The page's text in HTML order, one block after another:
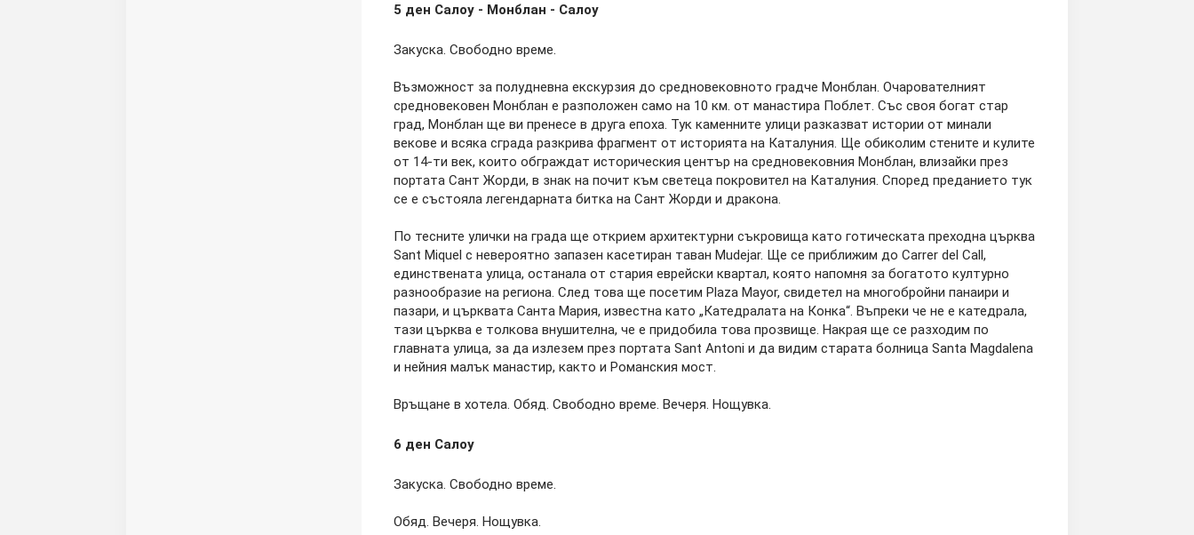
5 ден Салоу - Монблан - Салоу
Закуска. Свободно време.
Възможност за полудневна екскурзия до средновековното градче Монблан. Очарователният
средновековен Монблан е разположен само на 10 км. от манастира Поблет. Със своя богат стар
град, Монблан ще ви пренесе в друга епоха. Тук каменните улици разказват истории от минали
векове и всяка сграда разкрива фрагмент от историята на Каталуния. Ще обиколим стените и кулите
от 14-ти век, които обграждат историческия център на средновековния Монблан, влизайки през
портата Сант Жорди, в знак на почит към светеца покровител на Каталуния. Според преданието тук
се е състояла легендарната битка на Сант Жорди и дракона.
По тесните улички на града ще открием архитектурни съкровища като готическата преходна църква
Sant Miquel с невероятно запазен касетиран таван Mudejar. Ще се приближим до Carrer del Call,
единствената улица, останала от стария еврейски квартал, която напомня за богатото културно
разнообразие на региона. След това ще посетим Plaza Mayor, свидетел на многобройни панаири и
пазари, и църквата Санта Мария, известна като „Катедралата на Конка“. Въпреки че не е катедрала,
тази църква е толкова внушителна, че е придобила това прозвище. Накрая ще се разходим по
главната улица, за да излезем през портата Sant Antoni и да видим старата болница Santa Magdalena
и нейния малък манастир, както и Романския мост.
Връщане в хотела. Обяд. Свободно време. Вечеря. Нощувка.
6 ден Салоу
Закуска. Свободно време.
Обяд. Вечеря. Нощувка.